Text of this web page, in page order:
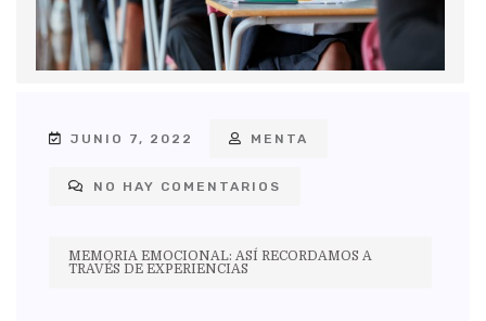
JUNIO 7, 2022 MENTA
NO HAY COMENTARIOS
MEMORIA EMOCIONAL: ASÍ RECORDAMOS A
TRAVÉS DE EXPERIENCIAS